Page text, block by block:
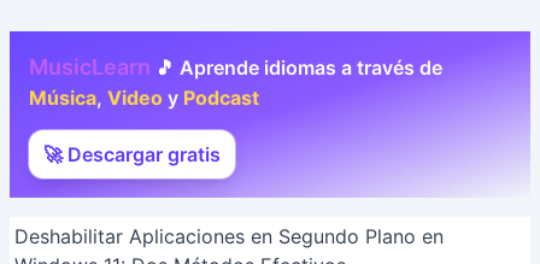
MusicLearn 🎵 Aprende idiomas a través de
Música, Video y Podcast
🚀 Descargar gratis
Deshabilitar Aplicaciones en Segundo Plano en